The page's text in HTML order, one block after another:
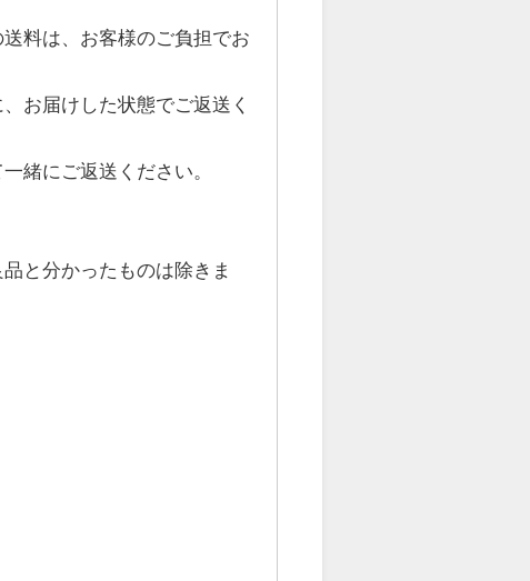
料は、お客様のご負担でお
お届けした状態でご返送く
緒にご返送ください。
と分かったものは除きま